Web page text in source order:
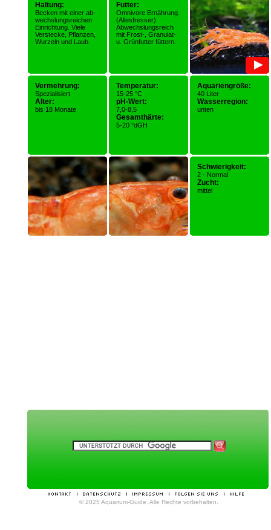
Haltung:
Becken mit einer ab-
wechslungsreichen
Einrichtung. Viele
Verstecke, Pflanzen,
Wurzeln und Laub.
Futter:
Omnivore Ernährung.
(Allesfresser).
Abwechslungsreich
mit Frost-, Granulat-
u. Grünfutter füttern.
Vermehrung:
Spezialisiert
Alter:
bis 18 Monate
Temperatur:
15-25 °C
pH-Wert:
7,0-8,5
Gesamthärte:
5-20 °dGH
Aquariengröße:
40 Liter
Wasserregion:
unten
Schwierigkeit:
2 - Normal
Zucht:
mittel
© 2025 Aquarium-Guide. Alle Rechte vorbehalten.